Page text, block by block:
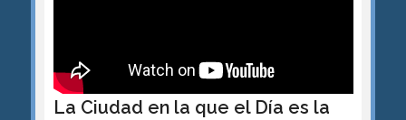
La Ciudad en la que el Día es la